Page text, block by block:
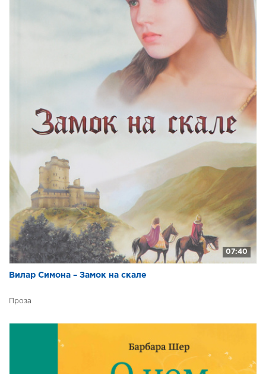
07:40
Вилар Симона – Замок на скале
Проза